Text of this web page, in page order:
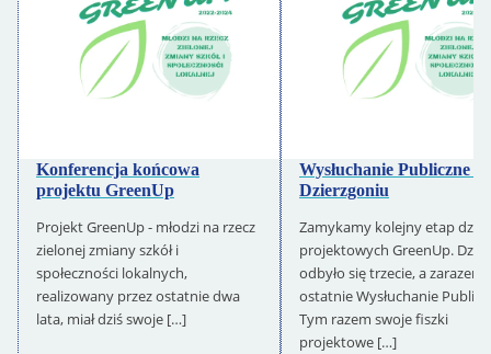
Konferencja końcowa
projektu GreenUp
Projekt GreenUp - młodzi na rzecz
zielonej zmiany szkół i
społeczności lokalnych,
realizowany przez ostatnie dwa
lata, miał dziś swoje […]
Wysłuchanie Publiczne w
Dzierzgoniu
Zamykamy kolejny etap
projektowych GreenUp. Dziś
odbyło się trzecie, a zarazem
ostatnie Wysłuchanie
Tym razem swoje fiszki
projektowe […]